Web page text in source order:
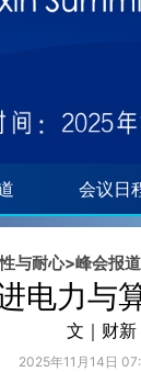
会议日
与耐心>峰会报道
电力与
文｜财
2025年11月14日